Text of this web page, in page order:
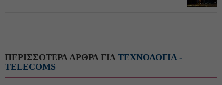
ΠΕΡΙΣΣΟΤΕΡΑ ΑΡΘΡΑ ΓΙΑ ΤΕΧΝΟΛΟΓΙΑ -
TELECOMS